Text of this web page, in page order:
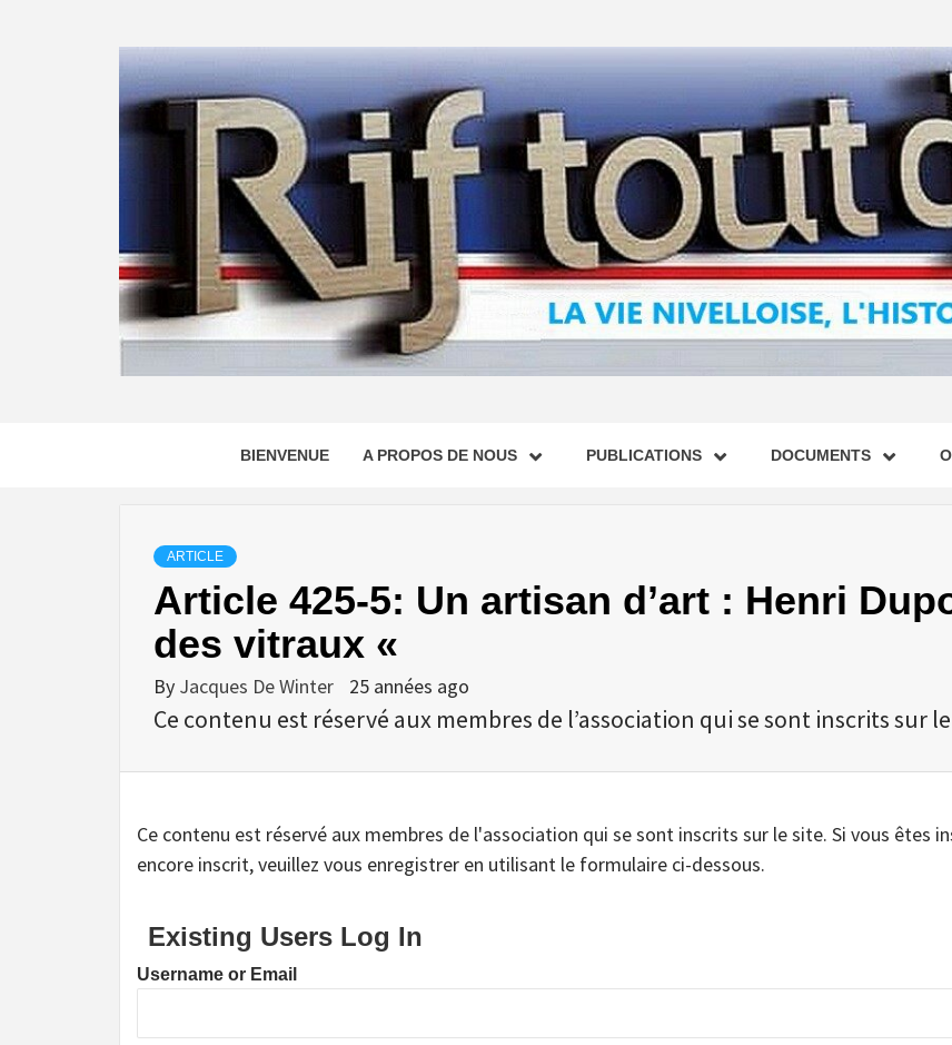
BIENVENUE A PROPOS DE NOUS PUBLICATIONS DOCUMENTS
ARTICLE
Article 425-5: Un artisan d’art : Henri
des vitraux «
By Jacques De Winter 25 années ago
Ce contenu est réservé aux membres de l’association qui se sont inscrits sur
Ce contenu est réservé aux membres de l'association qui se sont inscrits sur le site. Si vous êtes
encore inscrit, veuillez vous enregistrer en utilisant le formulaire ci-dessous.
Existing Users Log In
Username or Email